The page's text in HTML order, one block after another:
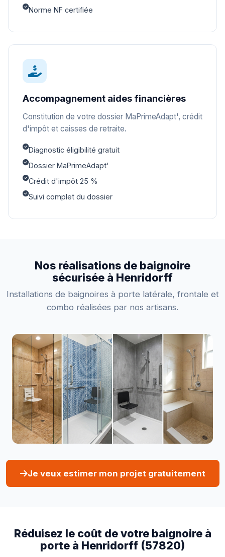
Norme NF certifiée
Accompagnement aides financières
Constitution de votre dossier MaPrimeAdapt', crédit
d'impôt et caisses de retraite.
Diagnostic éligibilité gratuit
Dossier MaPrimeAdapt'
Crédit d'impôt 25 %
Suivi complet du dossier
Nos réalisations de baignoire
sécurisée à Henridorff
Installations de baignoires à porte latérale, frontale et
combo réalisées par nos artisans.
Je veux estimer mon projet gratuitement
Réduisez le coût de votre baignoire à
porte à Henridorff (57820)